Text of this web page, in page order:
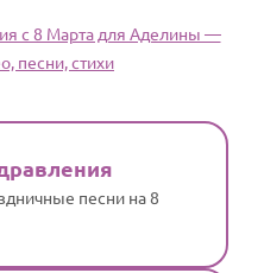
с 8 Марта для Аделины —
песни, стихи
песни на 8